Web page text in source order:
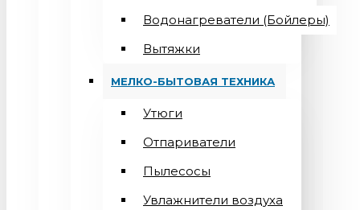
Водонагреватели (Бойлеры)
Вытяжки
МЕЛКО-БЫТОВАЯ ТЕХНИКА
Утюги
Отпариватели
Пылесосы
Увлажнители воздуха